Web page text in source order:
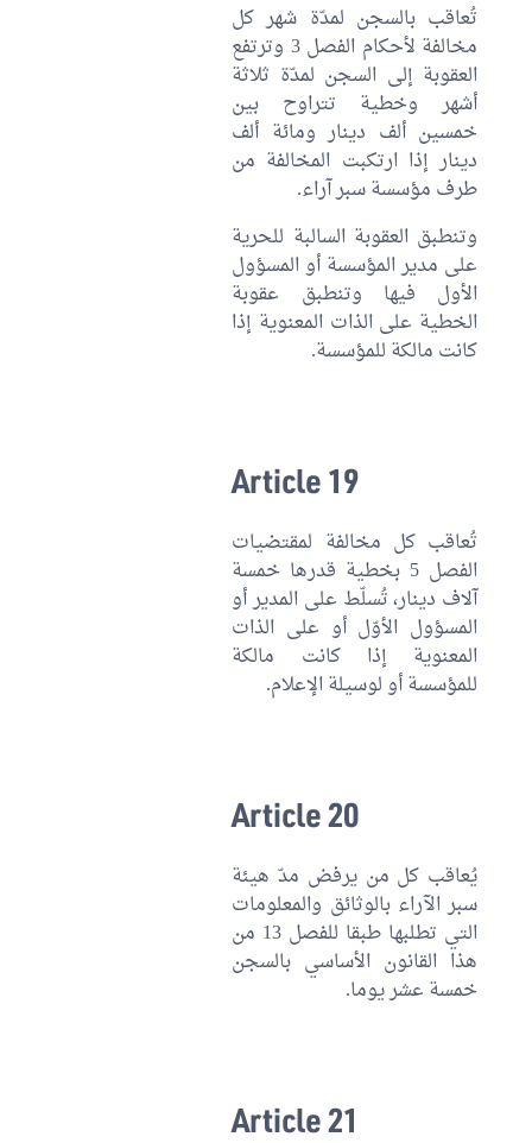
تُعاقب بالسجن لمدّة شهر كل
مخالفة لأحكام الفصل 3 وترتفع
العقوبة إلى السجن لمدّة ثلاثة
أشهر وخطية تتراوح بين
خمسين ألف دينار ومائة ألف
دينار إذا ارتكبت المخالفة من
طرف مؤسسة سبر آراء.
وتنطبق العقوبة السالبة للحرية
على مدير المؤسسة أو المسؤول
الأول فيها وتنطبق عقوبة
الخطية على الذات المعنوية إذا
كانت مالكة للمؤسسة.
Article 19
تُعاقب كل مخالفة لمقتضيات
الفصل 5 بخطية قدرها خمسة
آلاف دينار، تُسلّط على المدير أو
المسؤول الأوّل أو على الذات
المعنوية إذا كانت مالكة
للمؤسسة أو لوسيلة الإعلام.
Article 20
يُعاقب كل من يرفض مدّ هيئة
سبر الآراء بالوثائق والمعلومات
التي تطلبها طبقا للفصل 13 من
هذا القانون الأساسي بالسجن
خمسة عشر يوما.
Article 21